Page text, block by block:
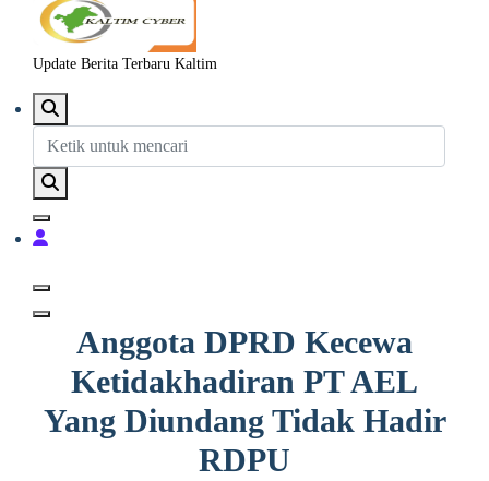
Update Berita Terbaru Kaltim
Anggota DPRD Kecewa
Ketidakhadiran PT AEL
Yang Diundang Tidak Hadir
RDPU